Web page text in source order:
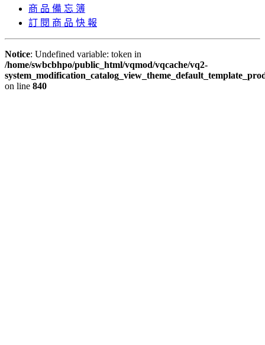
商 品 備 忘 簿
訂 閱 商 品 快 報
Notice: Undefined variable: token in
/home/swbcbhpo/public_html/vqmod/vqcache/vq2-
on line 840